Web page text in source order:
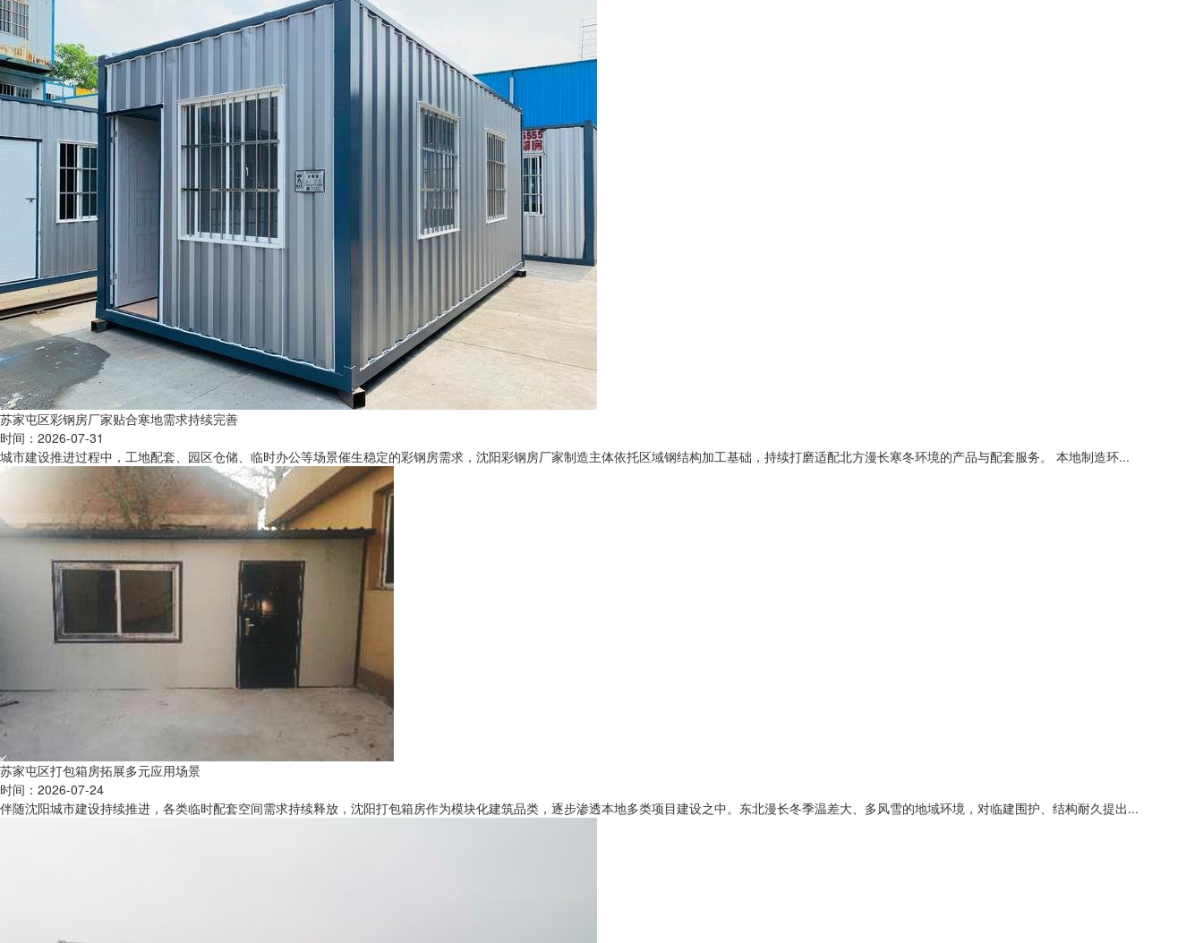
苏家屯区彩钢房厂家贴合寒地需求持续完善
时间：2026-07-31
城市建设推进过程中，工地配套、园区仓储、临时办公等场景催生稳定的彩钢房需求，沈阳彩钢房厂家制造主体依托区域钢结构加工基础，持续打磨适配北方漫长寒冬环境的产品与配套服务。 本地制造环...
苏家屯区打包箱房拓展多元应用场景
时间：2026-07-24
伴随沈阳城市建设持续推进，各类临时配套空间需求持续释放，沈阳打包箱房作为模块化建筑品类，逐步渗透本地多类项目建设之中。东北漫长冬季温差大、多风雪的地域环境，对临建围护、结构耐久提出...